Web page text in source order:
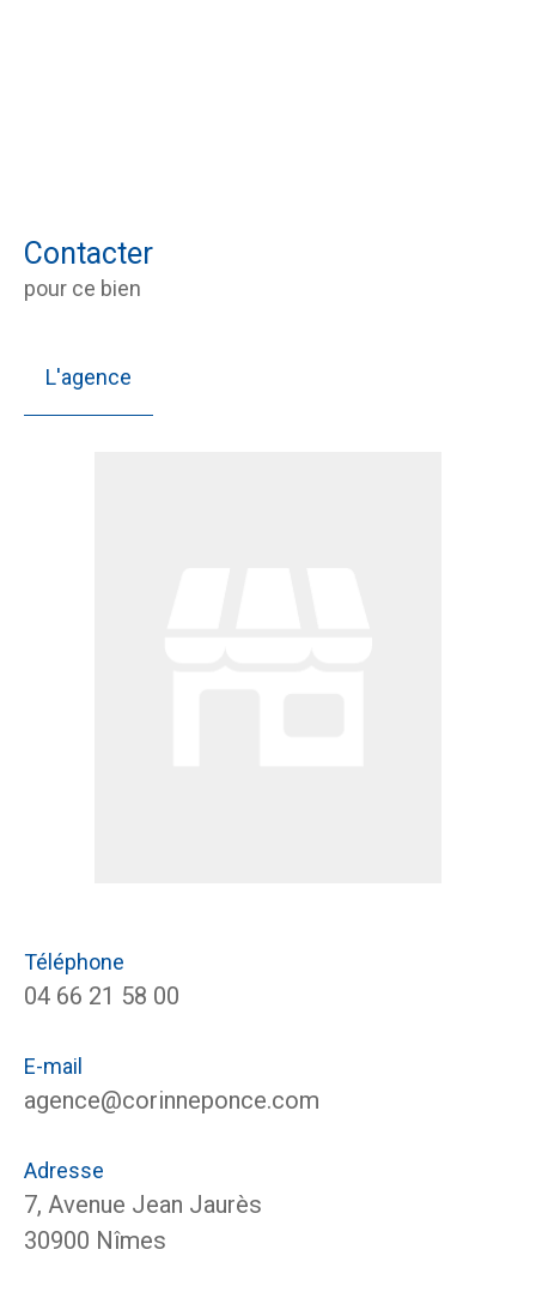
Contacter
pour ce bien
L'agence
Téléphone
04 66 21 58 00
E-mail
agence@corinneponce.com
Adresse
7, Avenue Jean Jaurès
30900 Nîmes